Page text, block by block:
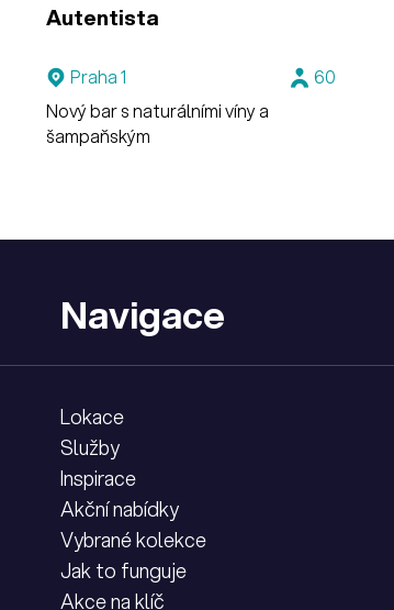
Autentista
Praha 1
60
Nový bar s naturálními víny a
šampaňským
Navigace
Lokace
Služby
Inspirace
Akční nabídky
Vybrané kolekce
Jak to funguje
Akce na klíč